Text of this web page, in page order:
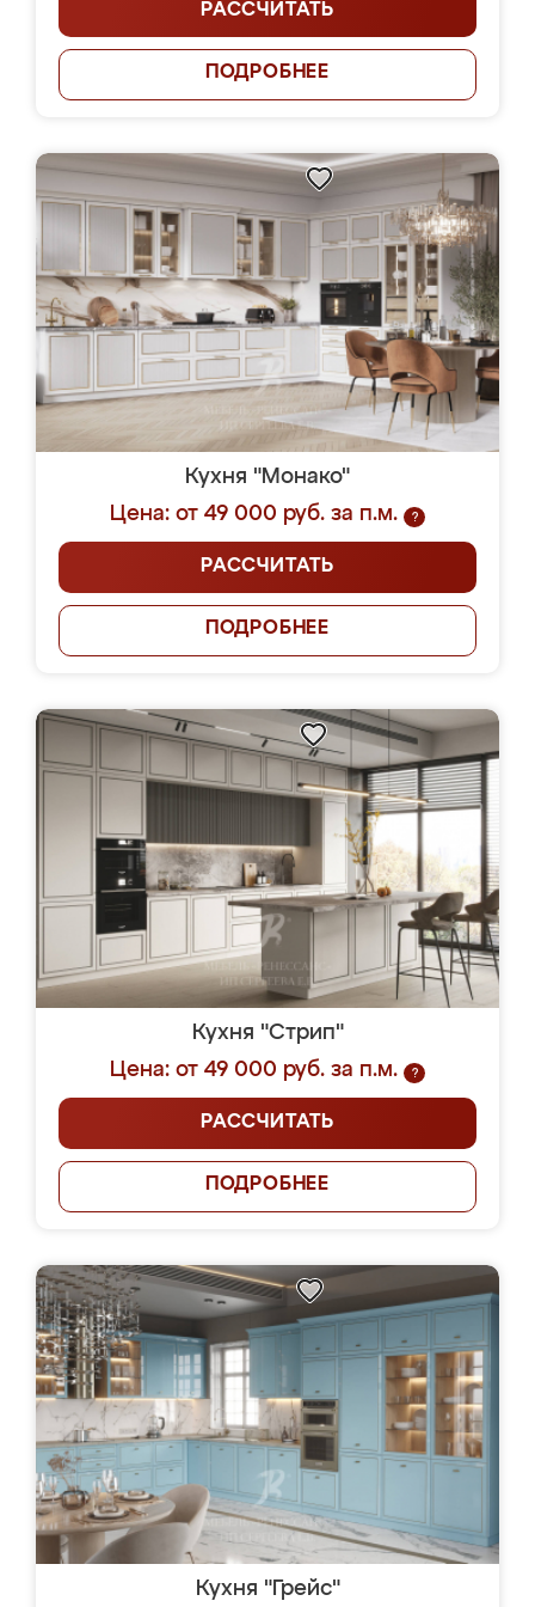
РАССЧИТАТЬ
ПОДРОБНЕЕ
Кухня "Монако"
Цена: от 49 000 руб. за п.м.
?
РАССЧИТАТЬ
ПОДРОБНЕЕ
Кухня "Стрип"
Цена: от 49 000 руб. за п.м.
?
РАССЧИТАТЬ
ПОДРОБНЕЕ
Кухня "Грейс"